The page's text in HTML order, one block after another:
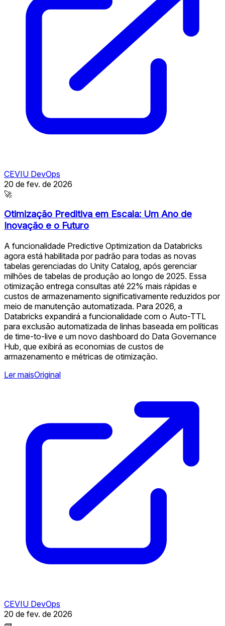
CEVIU DevOps
20 de fev. de 2026
🚀
Otimização Preditiva em Escala: Um Ano de
Inovação e o Futuro
A funcionalidade Predictive Optimization da Databricks
agora está habilitada por padrão para todas as novas
tabelas gerenciadas do Unity Catalog, após gerenciar
milhões de tabelas de produção ao longo de 2025. Essa
otimização entrega consultas até 22% mais rápidas e
custos de armazenamento significativamente reduzidos por
meio de manutenção automatizada. Para 2026, a
Databricks expandirá a funcionalidade com o Auto-TTL
para exclusão automatizada de linhas baseada em políticas
de time-to-live e um novo dashboard do Data Governance
Hub, que exibirá as economias de custos de
armazenamento e métricas de otimização.
Ler maisOriginal
CEVIU DevOps
20 de fev. de 2026
🧱